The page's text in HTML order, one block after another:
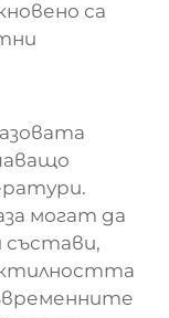
са
могат да
състави,